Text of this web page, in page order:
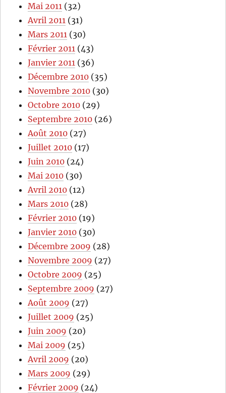
Mai 2011 (32)
Avril 2011 (31)
Mars 2011 (30)
Février 2011 (43)
Janvier 2011 (36)
Décembre 2010 (35)
Novembre 2010 (30)
Octobre 2010 (29)
Septembre 2010 (26)
Août 2010 (27)
Juillet 2010 (17)
Juin 2010 (24)
Mai 2010 (30)
Avril 2010 (12)
Mars 2010 (28)
Février 2010 (19)
Janvier 2010 (30)
Décembre 2009 (28)
Novembre 2009 (27)
Octobre 2009 (25)
Septembre 2009 (27)
Août 2009 (27)
Juillet 2009 (25)
Juin 2009 (20)
Mai 2009 (25)
Avril 2009 (20)
Mars 2009 (29)
Février 2009 (24)